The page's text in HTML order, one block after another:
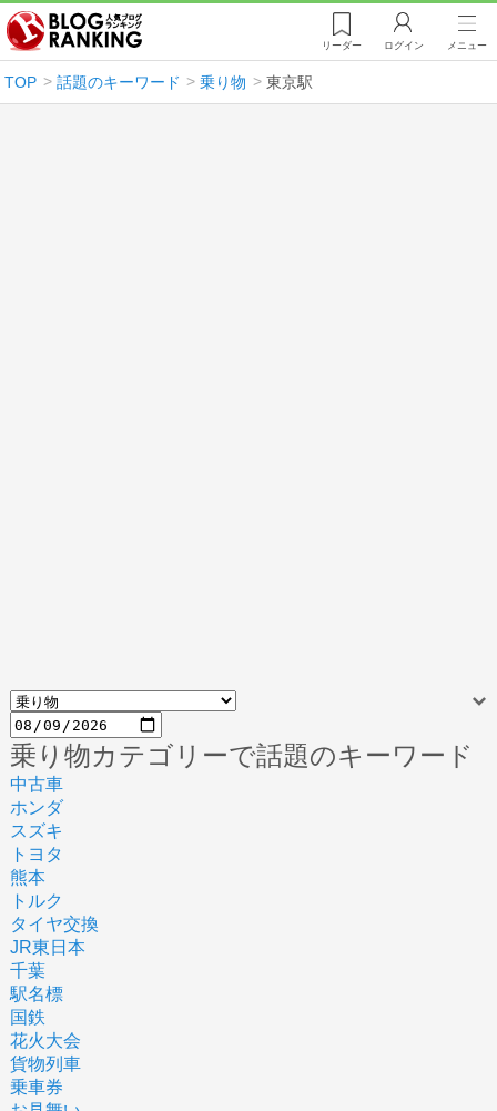
リーダー ログイン メニュー
TOP 話題のキーワード 乗り物 東京駅
乗り物カテゴリーで話題のキーワード
中古車
ホンダ
スズキ
トヨタ
熊本
トルク
タイヤ交換
JR東日本
千葉
駅名標
国鉄
花火大会
貨物列車
乗車券